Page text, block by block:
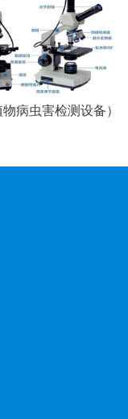
病虫害检测设备）